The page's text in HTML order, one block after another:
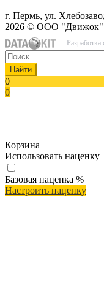
г. Пермь, ул.
2026 © ООО "Движок",
— Разработка
Найти
0
0
Корзина
Использовать наценку
Базовая наценка %
Настроить наценку